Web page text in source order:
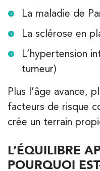
La maladie de
La sclérose en
L’hypertension
tumeur)
Plus l’âge avance,
facteurs de risque
crée un terrain
L’ÉQUILIBRE
POURQUOI
68 Av. de
01 44 90 90 40
PRENEZ RDV SUR
IK Paris 8 – Saint
20 Rue de la
01 55 06 05
Kinésithérapie